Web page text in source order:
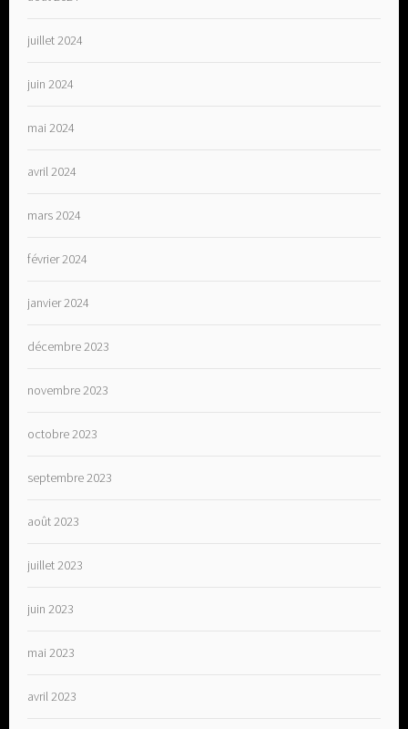
juillet 2024
juin 2024
mai 2024
avril 2024
mars 2024
février 2024
janvier 2024
décembre 2023
novembre 2023
octobre 2023
septembre 2023
août 2023
juillet 2023
juin 2023
mai 2023
avril 2023